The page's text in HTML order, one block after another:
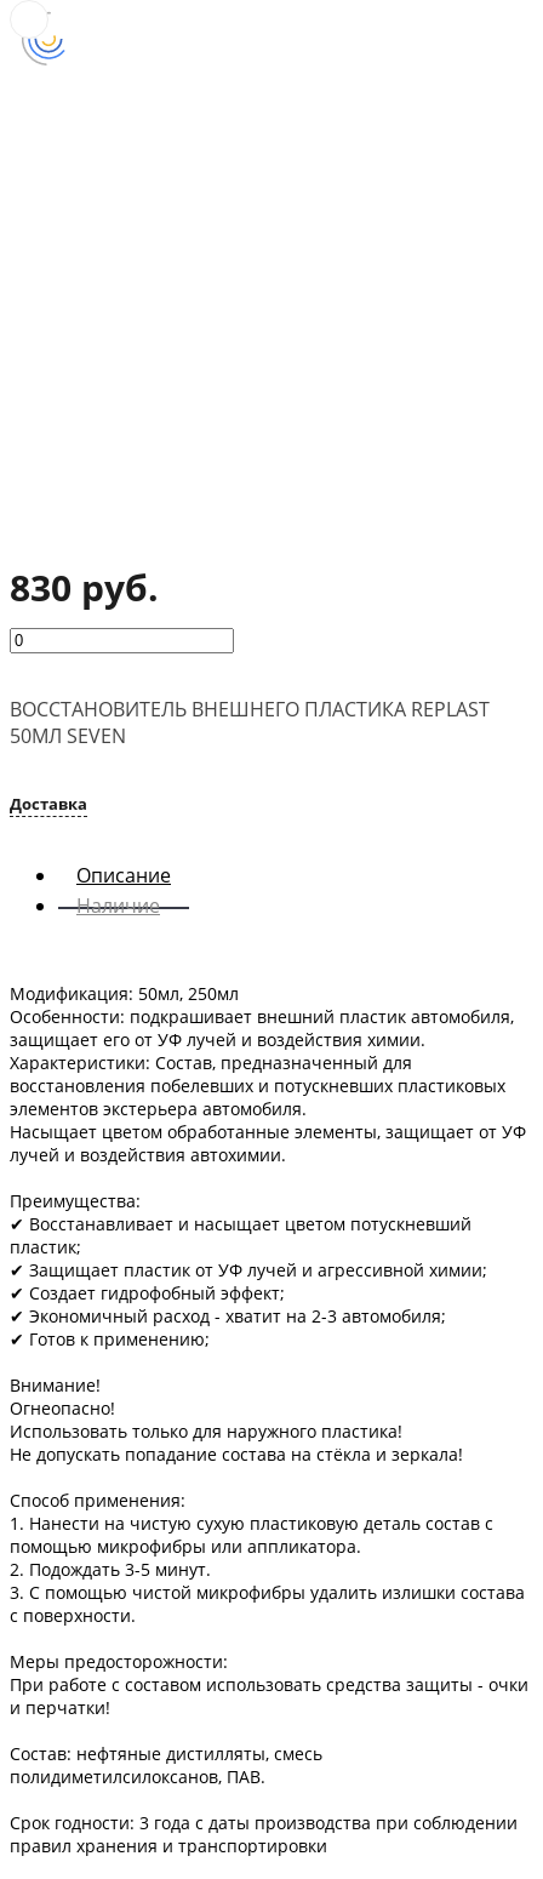
830 руб.
ВОССТАНОВИТЕЛЬ ВНЕШНЕГО ПЛАСТИКА REPLAST
50МЛ SEVEN
Доставка
Описание
Наличие
Модификация: 50мл, 250мл
Особенности: подкрашивает внешний пластик автомобиля,
защищает его от УФ лучей и воздействия химии. ⠀
Характеристики: Состав, предназначенный для
восстановления побелевших и потускневших пластиковых
элементов экстерьера автомобиля. ⠀ ⠀
Насыщает цветом обработанные элементы, защищает от УФ
лучей и воздействия автохимии. ⠀
Преимущества:
✔ Восстанавливает и насыщает цветом потускневший
пластик;
✔ Защищает пластик от УФ лучей и агрессивной химии;
✔ Создает гидрофобный эффект;
✔ Экономичный расход - хватит на 2-3 автомобиля;
✔ Готов к применению;
Внимание!
Огнеопасно!
Использовать только для наружного пластика!
Не допускать попадание состава на стёкла и зеркала!
Способ применения:
1. Нанести на чистую сухую пластиковую деталь состав с
помощью микрофибры или аппликатора.
2. Подождать 3-5 минут.
3. С помощью чистой микрофибры удалить излишки состава
с поверхности.
Меры предосторожности:
При работе с составом использовать средства защиты - очки
и перчатки!
Состав: нефтяные дистилляты, смесь
полидиметилсилоксанов, ПАВ.
Срок годности: 3 года с даты производства при соблюдении
правил хранения и транспортировки